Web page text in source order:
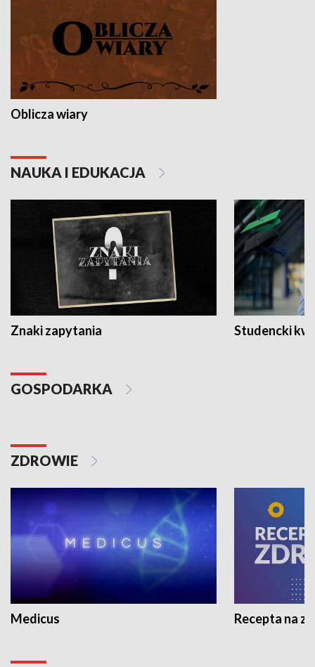
Oblicza wiary
NAUKA I EDUKACJA
Znaki zapytania Studencki
GOSPODARKA
ZDROWIE
Medicus Recepta na